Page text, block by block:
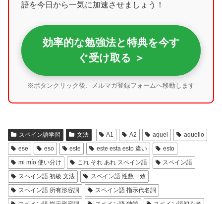
語を今日から一気に加速させましょう！
効率的な勉強法と特典を今す
ぐ受け取る ＞
※ボタンクリック後、メルマガ登録フォームへ移動します
スペイン語学習 文法 A1 A2 aquel
aquello
ese
eso este este esta esto 違い
esto
mi mío 使い分け
これ それ あれ スペイン語
スペイン語
スペイン語 初級 文法
スペイン語 性数一致
スペイン語 所有形容詞
スペイン語 指示代名詞